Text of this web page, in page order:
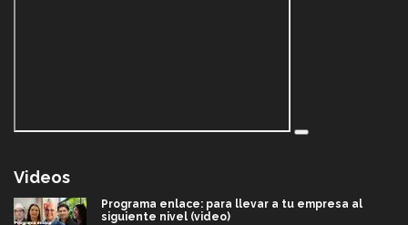
Videos
Programa enlace: para llevar a tu empresa al
siguiente nivel (video)